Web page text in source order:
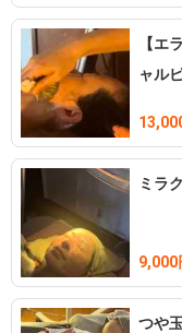
【エ
ャル
ミラ
9,000
つや